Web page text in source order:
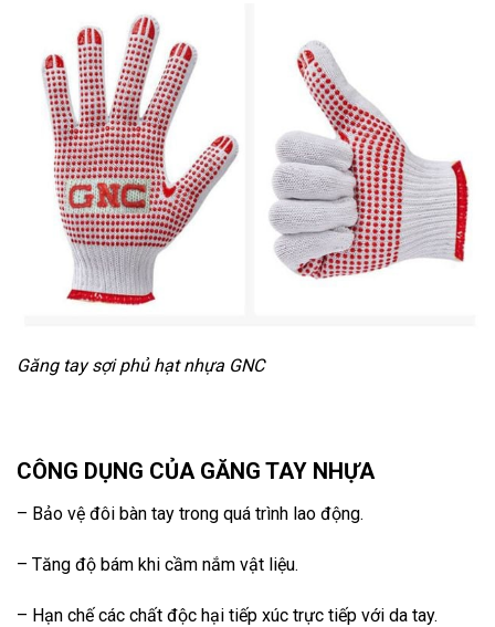
Găng tay sợi phủ hạt nhựa GNC
CÔNG DỤNG CỦA GĂNG TAY NHỰA
– Bảo vệ đôi bàn tay trong quá trình lao động.
– Tăng độ bám khi cầm nắm vật liệu.
– Hạn chế các chất độc hại tiếp xúc trực tiếp với da tay.